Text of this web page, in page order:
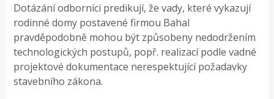
Dotázání odborníci predikují, že vady, které vykazují
rodinné domy postavené firmou Bahal
pravděpodobně mohou být způsobeny nedodržením
technologických postupů, popř. realizací podle vadné
projektové dokumentace nerespektující požadavky
stavebního zákona.